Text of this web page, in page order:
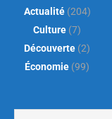
Actualité(204)
Culture (7)
Découverte (2)
Économie (99)